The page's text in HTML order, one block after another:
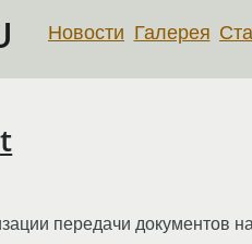
Новости Галерея
передачи документов